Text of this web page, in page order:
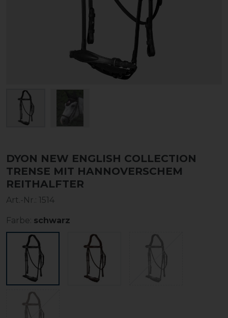
DYON NEW ENGLISH COLLECTION
TRENSE MIT HANNOVERSCHEM
REITHALFTER
Art.-Nr.: 1514
Farbe: schwarz